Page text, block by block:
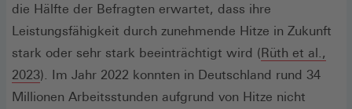
einem
neuen
Fenster)
die Hälfte der Befragten erwartet, dass ihre
Leistungsfähigkeit durch zunehmende Hitze in Zukunft
stark oder sehr stark beeinträchtigt wird (Rüth et al.,
2023(Öffnet
in
). Im Jahr 2022 konnten in Deutschland rund 34
Millionen Arbeitsstunden aufgrund von Hitze nicht